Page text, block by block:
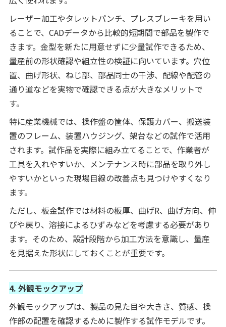
レーザー加工やタレットパンチ、プレスブレーキを用い
ることで、CADデータから比較的短期間で部品を製作で
きます。金型を新たに用意せずに少量試作できるため、
量産前の形状確認や組立性の検証に向いています。穴位
置、曲げ形状、ねじ部、部品同士の干渉、配線や配管の
通り道などを実物で確認できる点が大きなメリットで
す。
特に産業機械では、操作盤の筐体、保護カバー、搬送装
置のフレーム、装置ハウジング、架台などの試作で活用
されます。試作品を実際に組み立てることで、作業者が
工具を入れやすいか、メンテナンス時に部品を取り外し
やすいかといった現場目線の改善点も見つけやすくなり
ます。
ただし、板金試作では材料の板厚、曲げR、曲げ方向、伸
びや戻り、溶接によるひずみなどを考慮する必要があり
ます。そのため、設計段階から加工方法を意識し、量産
を見据えた形状にしておくことが重要です。
4. 外観モックアップ
外観モックアップは、製品の見た目や大きさ、質感、操
作部の配置を確認するために製作する試作モデルです。